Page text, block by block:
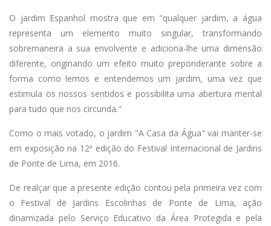
O jardim Espanhol mostra que em "qualquer jardim, a água
representa um elemento muito singular, transformando
sobremaneira a sua envolvente e adiciona-lhe uma dimensão
diferente, originando um efeito muito preponderante sobre a
forma como lemos e entendemos um jardim, uma vez que
estimula os nossos sentidos e possibilita uma abertura mental
para tudo que nos circunda."
Como o mais votado, o jardim "A Casa da Água" vai manter-se
em exposição na 12ª edição do Festival Internacional de Jardins
de Ponte de Lima, em 2016.
De realçar que a presente edição contou pela primeira vez com
o Festival de Jardins Escolinhas de Ponte de Lima, ação
dinamizada pelo Serviço Educativo da Área Protegida e pela